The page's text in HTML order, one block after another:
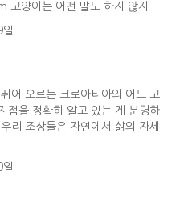
양이는 어떤 말도 하지 않지...
어 오르는 크로아티아의 어느 고
점을 정확히 알고 있는 게 분명하
리 조상들은 자연에서 삶의 자세